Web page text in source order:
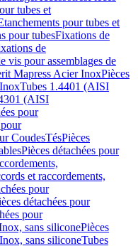
tubes et
pour tubes et
pour tubesFixations de
de
vis pour assemblages de
Mapress Acier InoxPièces
Tubes 1.4401 (AISI
(AISI
pour
CoudesTésPièces
Pièces détachées pour
et raccordements,
pour
détachées pour
pour
sans siliconePièces
sans siliconeTubes